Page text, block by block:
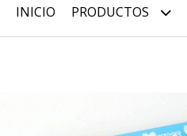
INICIO PRODUCTOS